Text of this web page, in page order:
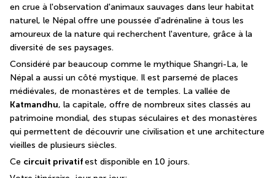
en crue à l'observation d'animaux sauvages dans leur habitat
naturel, le Népal offre une poussée d'adrénaline à tous les
amoureux de la nature qui recherchent l'aventure, grâce à la
diversité de ses paysages.
Considéré par beaucoup comme le mythique Shangri-La, le
Népal a aussi un côté mystique. Il est parsemé de places
Katmandhu, la capitale, offre de nombreux sites classés au
patrimoine mondial, des stupas séculaires et des monastères
qui permettent de découvrir une civilisation et une architecture
vieilles de plusieurs siècles.
Ce circuit privatif est disponible en 10 jours.